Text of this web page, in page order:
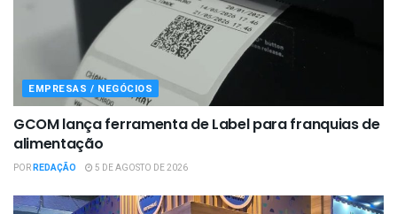
EMPRESAS / NEGÓCIOS
GCOM lança ferramenta de Label para franquias de
alimentação
PORREDAÇÃO 5 DE AGOSTO DE 2026